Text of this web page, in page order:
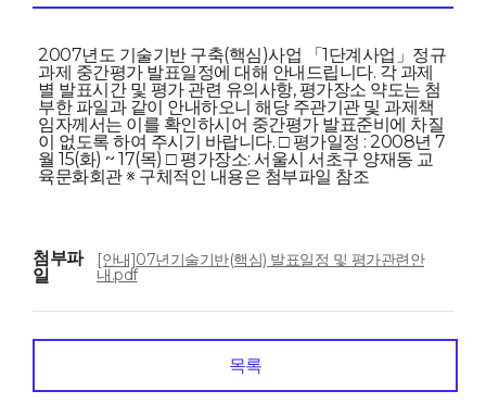
2007년도 기술기반 구축(핵심)사업 「1단계사업」정규
과제 중간평가 발표일정에 대해 안내드립니다. 각 과제
별 발표시간 및 평가 관련 유의사항, 평가장소 약도는 첨
부한 파일과 같이 안내하오니 해당 주관기관 및 과제책
임자께서는 이를 확인하시어 중간평가 발표준비에 차질
이 없도록 하여 주시기 바랍니다. □ 평가일정 : 2008년 7
월 15(화) ~ 17(목) □ 평가장소: 서울시 서초구 양재동 교
육문화회관 ※ 구체적인 내용은 첨부파일 참조
첨부파
일
[안내]07년기술기반(핵심) 발표일정 및 평가관련안
내.pdf
목록